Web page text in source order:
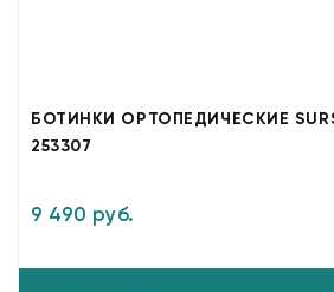
БОТИНКИ ОРТОПЕДИЧЕСКИЕ
253307
9 490 руб.